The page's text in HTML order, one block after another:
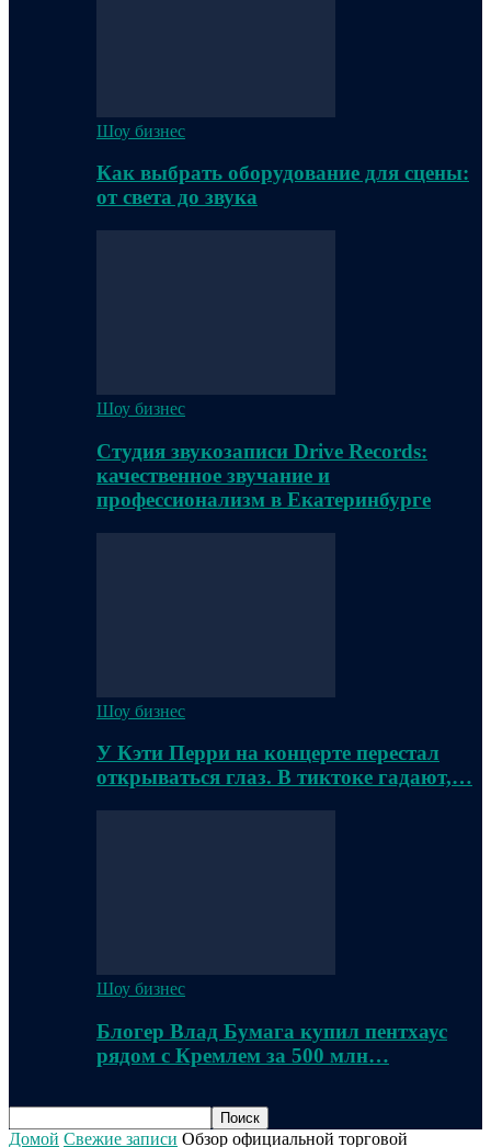
Шоу бизнес
Как выбрать оборудование для сцены:
от света до звука
Шоу бизнес
Студия звукозаписи Drive Records:
качественное звучание и
профессионализм в Екатеринбурге
Шоу бизнес
У Кэти Перри на концерте перестал
открываться глаз. В тиктоке гадают,…
Шоу бизнес
Блогер Влад Бумага купил пентхаус
рядом с Кремлем за 500 млн…
Домой Свежие записи Обзор официальной торговой